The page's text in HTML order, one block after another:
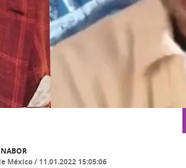
México/ 11.01.2022 15:05:06